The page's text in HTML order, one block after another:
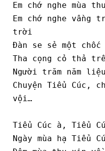
Em chớ nghe mùa
Em chớ nghe vầng
trời
Đàn se sẻ một
Tha cọng cỏ thả
Người trăm năm
Chuyện Tiểu Cúc,
vội…
Tiểu Cúc à, Tiểu
Ngày mùa hạ Tiểu